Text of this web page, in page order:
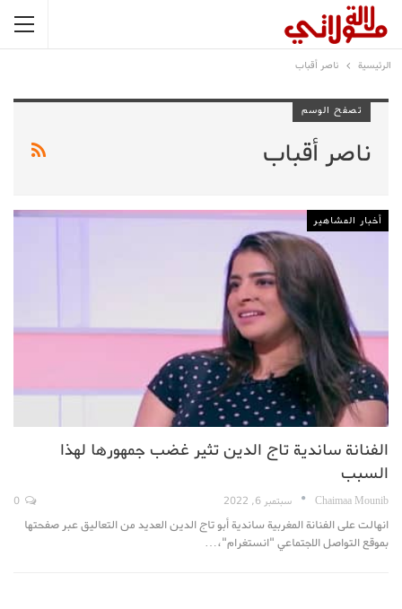
الرئيسية ناصر أقباب
تصفح الوسم
ناصر أقباب
أخبار المشاهير
الفنانة ساندية تاج الدين تثير غضب جمهورها لهذا
السبب
Chaimaa Mounib سبتمبر 6, 2022
انهالت على الفنانة المغربية ساندية أبو تاج الدين العديد من التعاليق عبر صفحتها
بموقع التواصل الاجتماعي "انستغرام"،…